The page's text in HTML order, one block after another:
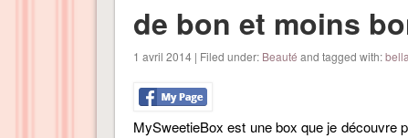
de bon et moins
1 avril 2014 | Filed under: Beauté and tagged with:
MySweetieBox est une box que je